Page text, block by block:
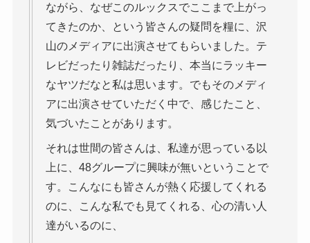
ながら、なぜこのルックスでここまで上がっ
てきたのか、という皆さんの疑問を糧に、沢
山のメディアに出演させてもらいました。テ
レビだったり雑誌だったり、本当にラッキー
なヤツだなと私は思います。でもそのメディ
アに出演させていただく中で、感じたこと、
気づいたことがあります。
それは世間の皆さんは、私達が思っている以
上に、48グループに興味が無いということで
す。こんなにも皆さんが熱く応援してくれる
のに、こんな私でも見てくれる、心の清い人
達がいるのに、